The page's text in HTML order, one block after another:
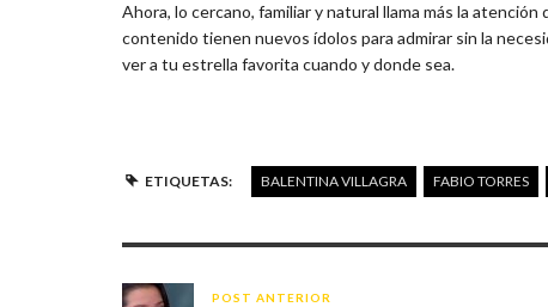
Ahora, lo cercano, familiar y natural llama más la
contenido tienen nuevos ídolos para admirar sin la
ver a tu estrella favorita cuando y donde sea.
ETIQUETAS: BALENTINA VILLAGRA FABIO TORRES
POST ANTERIOR